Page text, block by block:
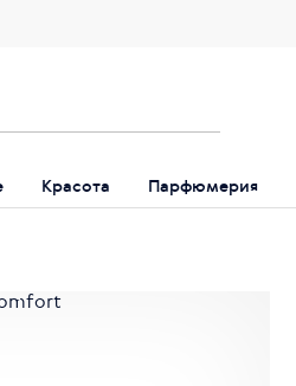
Красота Парфюмерия